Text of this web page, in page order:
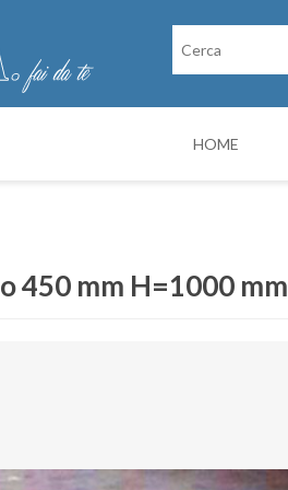
HOME
450 mm H=1000 mm